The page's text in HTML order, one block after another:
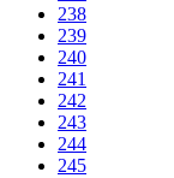
238
239
240
241
242
243
244
245